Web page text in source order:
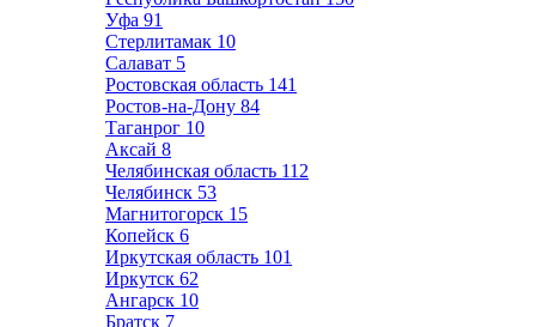
Уфа 91
Стерлитамак 10
Салават 5
Ростовская область 141
Ростов-на-Дону 84
Таганрог 10
Аксай 8
Челябинская область 112
Челябинск 53
Магнитогорск 15
Копейск 6
Иркутская область 101
Иркутск 62
Ангарск 10
Братск 7